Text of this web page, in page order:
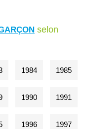
selon
1984 1985
1990 1991
1996 1997